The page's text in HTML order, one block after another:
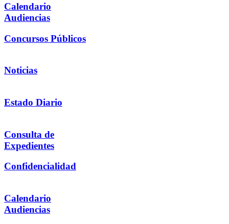
Calendario
Audiencias
Concursos Públicos
Noticias
Estado Diario
Consulta de
Expedientes
Confidencialidad
Calendario
Audiencias